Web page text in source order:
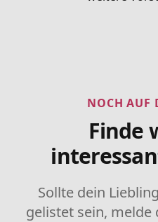
NOCH AUF
Finde
Sollte dein
gelistet sein, melde